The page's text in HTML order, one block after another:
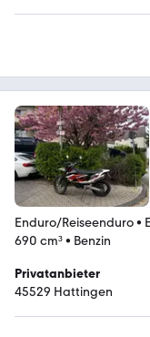
Enduro/Reiseenduro•
690 cm³• Benzin
Privatanbieter
45529 Hattingen